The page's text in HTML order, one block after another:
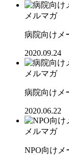
メルマガ
病院向けメ
2020.09.24
メルマガ
病院向けメ
2020.06.22
メルマガ
NPO向けメ